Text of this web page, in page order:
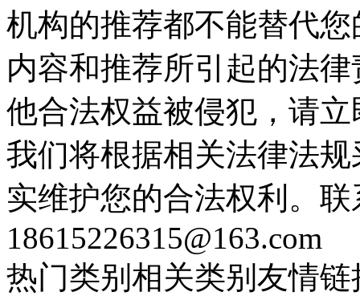
机构的推荐都不能替代
内容和推荐所引起的法
他合法权益被侵犯，请
我们将根据相关法律法
实维护您的合法权利。
18615226315@163.com
热门类别 相关类别 友情链